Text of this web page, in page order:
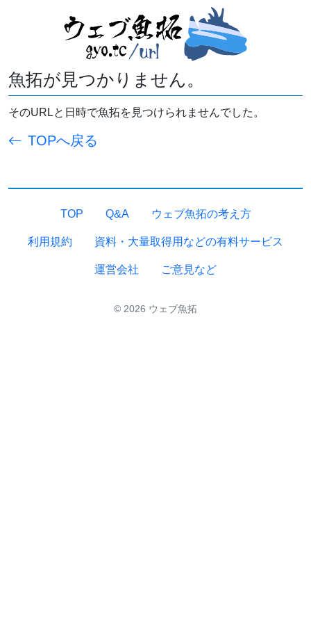
魚拓が見つかりません。
そのURLと日時で魚拓を見つけられませんでした。
TOPへ戻る
TOP Q&A ウェブ魚拓の考え方
利用規約 資料・大量取得用などの有料サービス
運営会社 ご意見など
© 2026 ウェブ魚拓